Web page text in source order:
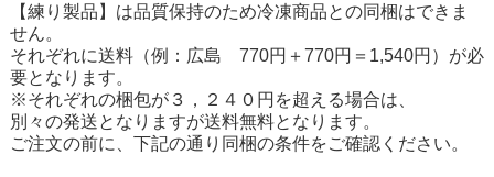
【練り製品】は品質保持のため冷凍商品との同梱はできま
せん。
それぞれに送料（例：広島 770円＋770円＝1,540円）が必
要となります。
※それぞれの梱包が３，２４０円を超える場合は、
別々の発送となりますが送料無料となります。
ご注文の前に、下記の通り同梱の条件をご確認ください。